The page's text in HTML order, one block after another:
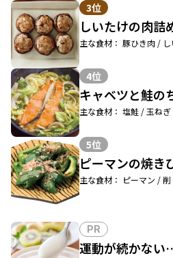
3位
しいたけの肉詰
主な食材： 豚ひき肉 / し
4位
キャベツと鮭の
主な食材： 塩鮭 / 玉ねぎ
5位
ピーマンの焼き
主な食材： ピーマン / 削
PR
運動が続かな